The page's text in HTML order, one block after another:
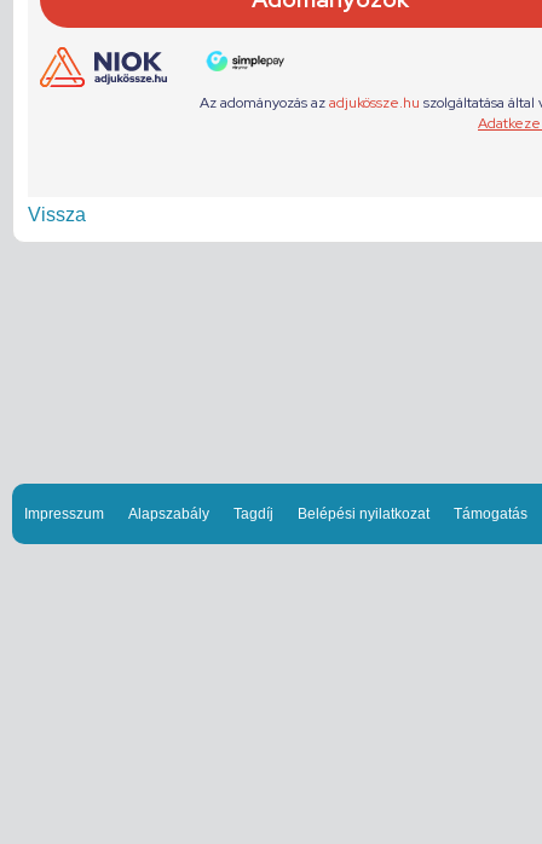
Vissza
Impresszum Alapszabály Tagdíj Belépési nyilatkozat Támogatás